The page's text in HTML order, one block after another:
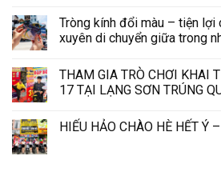
Tròng kính đổi màu – tiện
xuyên di chuyển giữa trong
THAM GIA TRÒ CHƠI KHAI
17 TẠI LẠNG SƠN TRÚNG
HIẾU HẢO CHÀO HÈ HẾT Ý